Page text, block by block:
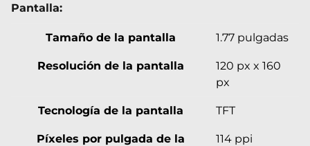
Pantalla:
Tamaño de la pantalla 1.77 pulgadas
Resolución de la pantalla
120 px x 160
px
Tecnología de la pantalla TFT
Píxeles por pulgada de la
114 ppi